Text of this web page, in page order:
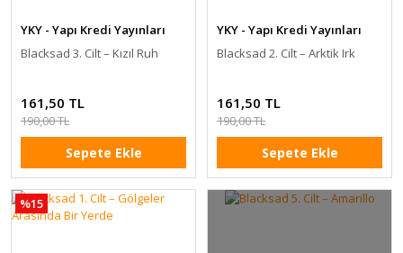
YKY - Yapı Kredi Yayınları
Blacksad 3. Cilt – Kızıl Ruh
161,50 TL
190,00 TL
Sepete Ekle
YKY - Yapı Kredi Yayınları
Blacksad 2. Cilt – Arktik Irk
161,50 TL
190,00 TL
Sepete Ekle
%15